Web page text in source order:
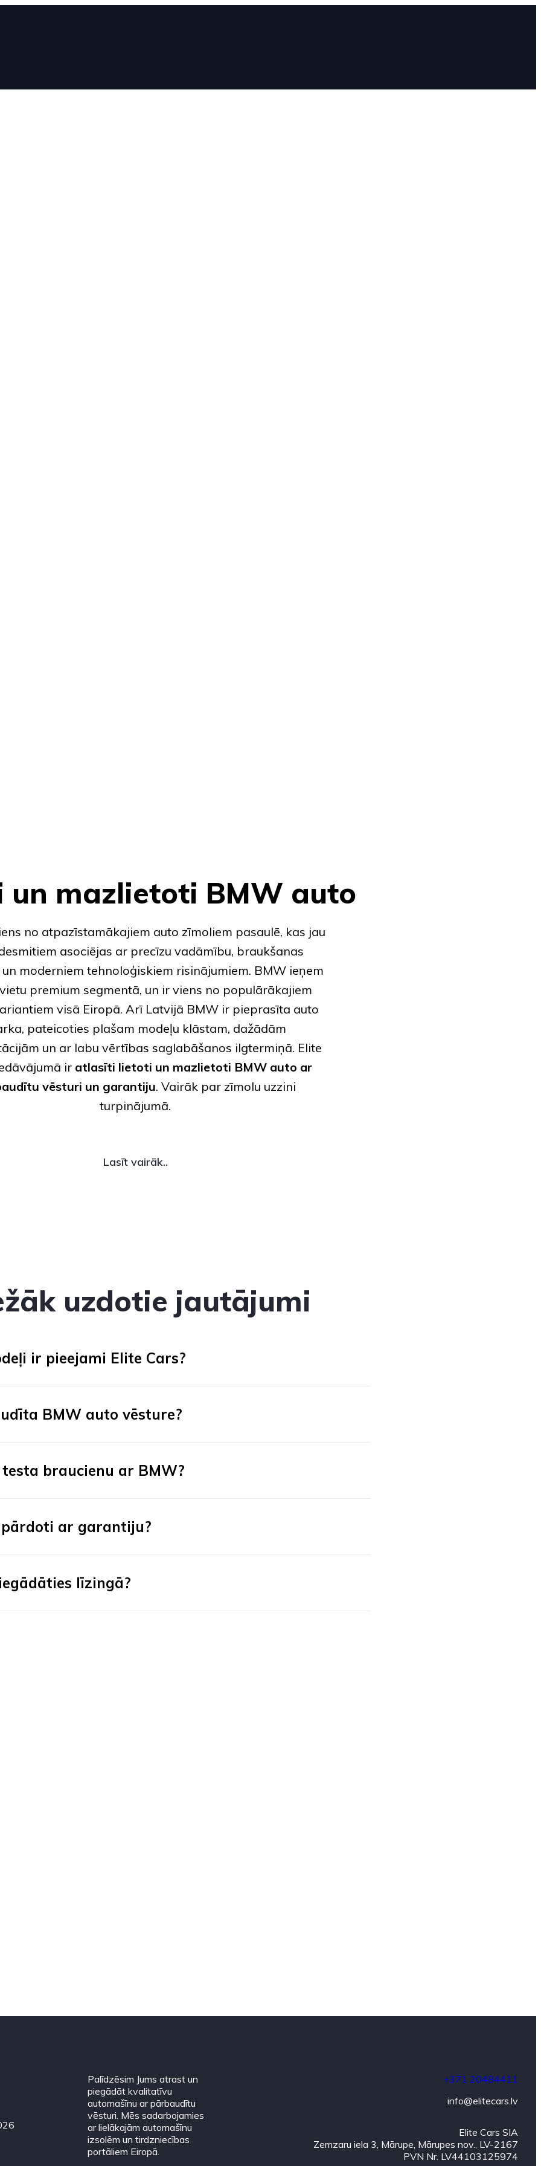
un mazlietoti BMW auto
no atpazīstamākajiem auto zīmoliem pasaulē, kas jau
asociējas ar precīzu vadāmību, braukšanas
moderniem tehnoloģiskiem risinājumiem. BMWieņem
premium segmentā, un ir viens no populārākajiem
visā Eiropā. Arī Latvijā BMW ir pieprasīta auto
pateicoties plašam modeļu klāstam, dažādām
un ar labu vērtības saglabāšanos ilgtermiņā. Elite
ir atlasīti lietoti un mazlietoti BMW auto ar
vēsturi un garantiju. Vairāk par zīmolu uzzini
turpinājumā.
Lasīt vairāk..
uzdotie jautājumi
ir pieejami Elite Cars?
BMW auto vēsture?
braucienu ar BMW?
ar garantiju?
līzingā?
Palīdzēsim Jums atrast un
piegādāt kvalitatīvu
automašīnu ar pārbaudītu
vēsturi. Mēs sadarbojamies
ar lielākajām automašīnu
izsolēm un tirdzniecības
portāliem Eiropā.
+371 20484411
info@elitecars.lv
Elite Cars SIA
Zemzaru iela 3, Mārupe, Mārupes nov., LV-2167
PVN Nr. LV44103125974